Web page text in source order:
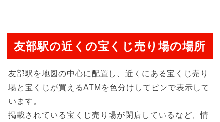
友部駅の近くの宝くじ売り場の場所
友部駅を地図の中心に配置し、近くにある宝くじ売り
場と宝くじが買えるATMを色分けしてピンで表示して
います。
掲載されている宝くじ売り場が閉店しているなど、情